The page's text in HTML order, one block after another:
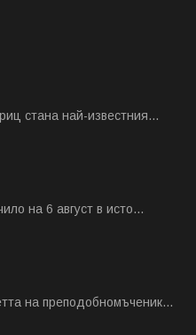
стана най-известния...
на 6 август в исто...
на преподобномъченик...